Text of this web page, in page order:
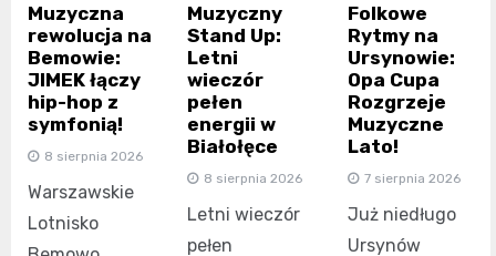
Muzyczna
rewolucja na
Bemowie:
JIMEK łączy
hip-hop z
symfonią!
8 sierpnia 2026
Warszawskie
Lotnisko
Muzyczny
Stand Up:
Letni
wieczór
pełen
energii w
Białołęce
8 sierpnia 2026
Letni wieczór
pełen
Folkowe
Rytmy na
Ursynowie:
Opa Cupa
Rozgrzeje
Muzyczne
Lato!
7 sierpnia 2026
Już niedługo
Ursynów